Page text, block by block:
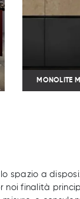
MONOLITE
spazio a
noi finalità